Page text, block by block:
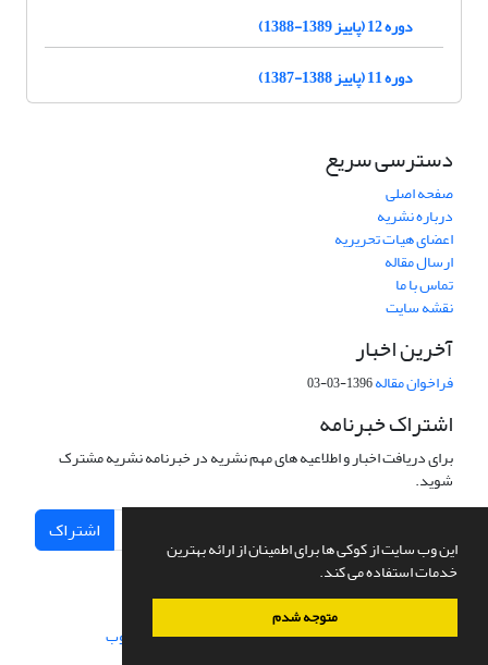
این وب سایت از کوکی ها برای اطمینان از ارائه بهترین
خدمات استفاده می کند.
متوجه شدم
دوره 12 (پاییز 1389-1388)
دوره 11 (پاییز 1388-1387)
دسترسی سریع
صفحه اصلی
درباره نشریه
اعضای هیات تحریریه
ارسال مقاله
تماس با ما
نقشه سایت
آخرین اخبار
فراخوان مقاله1396-03-03
اشتراک خبرنامه
برای دریافت اخبار و اطلاعیه های مهم نشریه در خبرنامه نشریه مشترک
شوید.
اشتراک
سامانه مدیریت نشریات علمی.طراحی و پیاده سازی از سیناوب